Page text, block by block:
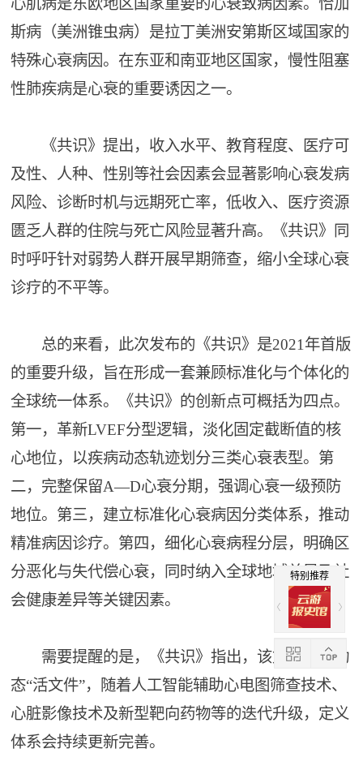
心肌病是东欧地区国家重要的心衰致病因素。恰加
斯病（美洲锥虫病）是拉丁美洲安第斯区域国家的
特殊心衰病因。在东亚和南亚地区国家，慢性阻塞
性肺疾病是心衰的重要诱因之一。
《共识》提出，收入水平、教育程度、医疗可
及性、人种、性别等社会因素会显著影响心衰发病
风险、诊断时机与远期死亡率，低收入、医疗资源
匮乏人群的住院与死亡风险显著升高。《共识》同
时呼吁针对弱势人群开展早期筛查，缩小全球心衰
诊疗的不平等。
总的来看，此次发布的《共识》是2021年首版
的重要升级，旨在形成一套兼顾标准化与个体化的
全球统一体系。《共识》的创新点可概括为四点。
第一，革新LVEF分型逻辑，淡化固定截断值的核
心地位，以疾病动态轨迹划分三类心衰表型。第
二，完整保留A—D心衰分期，强调心衰一级预防
地位。第三，建立标准化心衰病因分类体系，推动
精准病因诊疗。第四，细化心衰病程分层，明确区
分恶化与失代偿心衰，同时纳入全球地域差异及社
会健康差异等关键因素。
需要提醒的是，《共识》指出，该文件属于动
态“活文件”，随着人工智能辅助心电图筛查技术、
心脏影像技术及新型靶向药物等的迭代升级，定义
体系会持续更新完善。
特别推荐